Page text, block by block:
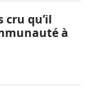
cru qu’il
à